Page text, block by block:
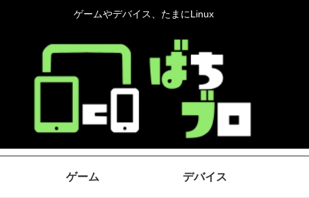
ゲームやデバイス、たまにLinux
ゲーム デバイス